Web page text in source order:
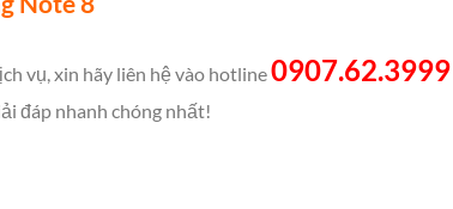
vụ, xin hãy liên hệ vào hotline0907.62.3999
đáp nhanh chóng nhất!